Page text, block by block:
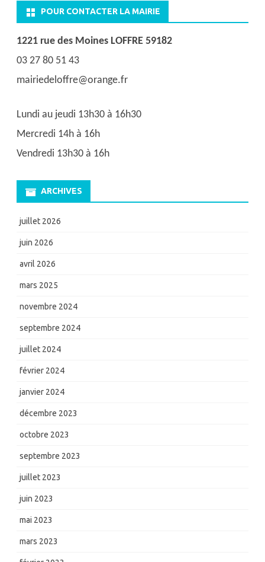
POUR CONTACTER LA MAIRIE
1221 rue des Moines LOFFRE 59182
03 27 80 51 43
mairiedeloffre@orange.fr
Lundi au jeudi 13h30 à 16h30
Mercredi 14h à 16h
Vendredi 13h30 à 16h
ARCHIVES
juillet 2026
juin 2026
avril 2026
mars 2025
novembre 2024
septembre 2024
juillet 2024
février 2024
janvier 2024
décembre 2023
octobre 2023
septembre 2023
juillet 2023
juin 2023
mai 2023
mars 2023